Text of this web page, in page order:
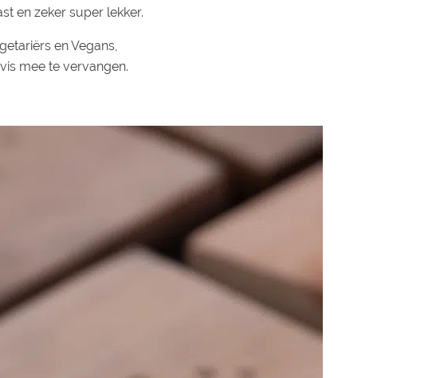
en zeker super lekker.
en Vegans,
mee te vervangen.